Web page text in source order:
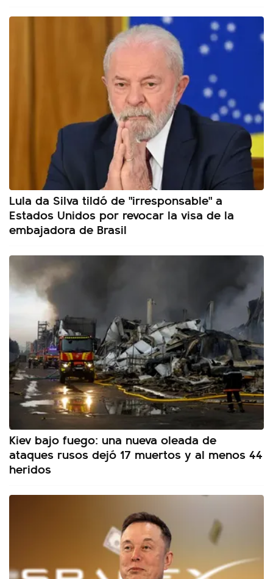
Lula da Silva tildó de "irresponsable" a
Estados Unidos por revocar la visa de la
embajadora de Brasil
Kiev bajo fuego: una nueva oleada de
ataques rusos dejó 17 muertos y al menos 44
heridos